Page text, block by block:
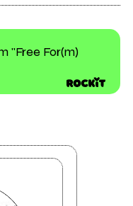
"Free For(m)